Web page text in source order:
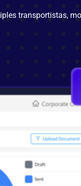
transportistas,